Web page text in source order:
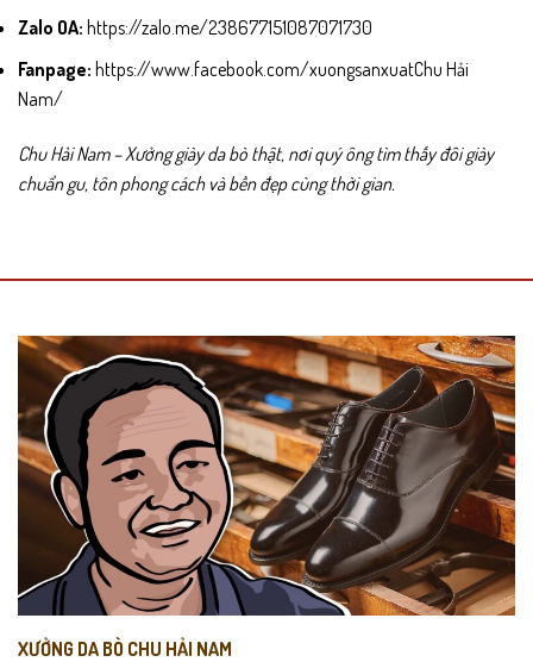
Zalo OA: https://zalo.me/238677151087071730
Fanpage: https://www.facebook.com/xuongsanxuatChu Hải
Nam/
Chu Hải Nam – Xưởng giày da bò thật, nơi quý ông tìm thấy đôi giày
chuẩn gu, tôn phong cách và bền đẹp cùng thời gian.
XƯỞNG DA BÒ CHU HẢI NAM